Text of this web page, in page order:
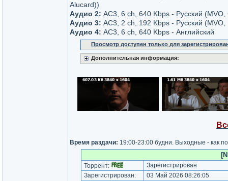
Alucard))
Аудио 2: AC3, 6 ch, 640 Kbps - Русский
Аудио 3: AC3, 2 ch, 192 Kbps - Русский (MVO,
Аудио 4: AC3, 6 ch, 640 Kbps - Английский
Просмотр доступен только для
Дополнительная информация:
Время раздачи: 19:00-23:00 будни. Выходные - как
Торрент:
Зарегистрирован
Зарегистрирован:
03 Май 2026 08:26:05